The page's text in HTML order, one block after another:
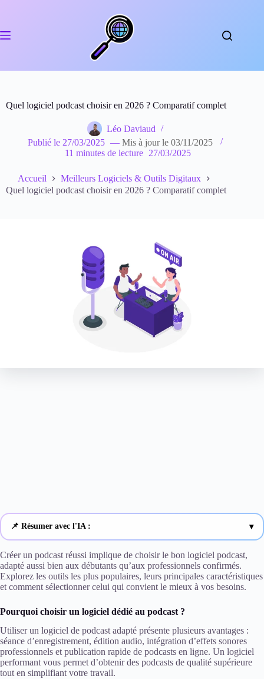
Quel logiciel podcast choisir en 2026 ? Comparatif complet
Léo Daviaud
Publié le 27/03/2025 — Mis à jour le 03/11/2025
11 minutes de lecture 27/03/2025
Accueil
Meilleurs Logiciels & Outils Digitaux
Quel logiciel podcast choisir en 2026 ? Comparatif complet
📌 Résumer avec l'IA :
ChatGPT
Gemini
Créer un podcast réussi implique de choisir le bon logiciel podcast,
adapté aussi bien aux débutants qu’aux professionnels confirmés.
Explorez les outils les plus populaires, leurs principales caractéristiques
et comment sélectionner celui qui convient le mieux à vos besoins.
Pourquoi choisir un logiciel dédié au podcast ?
Utiliser un logiciel de podcast adapté présente plusieurs avantages :
séance d’enregistrement, édition audio, intégration d’effets sonores
professionnels et publication rapide de podcasts en ligne. Un logiciel
performant vous permet d’obtenir des podcasts de qualité supérieure
tout en simplifiant votre travail.